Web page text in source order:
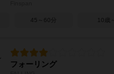
45～60分 10歳～
フォーリング